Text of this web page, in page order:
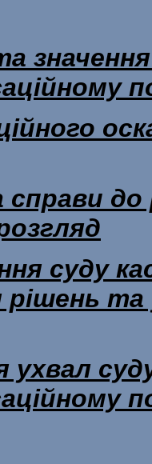
до
суду
та
ухвал